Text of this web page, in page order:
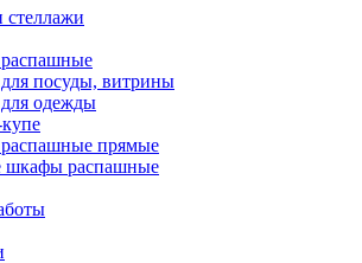
посуды, витрины
одежды
прямые
шкафы распашные